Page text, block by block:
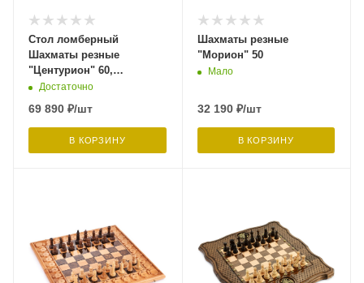
Стол ломберный
Шахматы резные
"Центурион" 60,
Harutyunyan
Достаточно
69 890 ₽/шт
В КОРЗИНУ
Шахматы резные
"Морион" 50
Мало
32 190₽/шт
В КОРЗИНУ